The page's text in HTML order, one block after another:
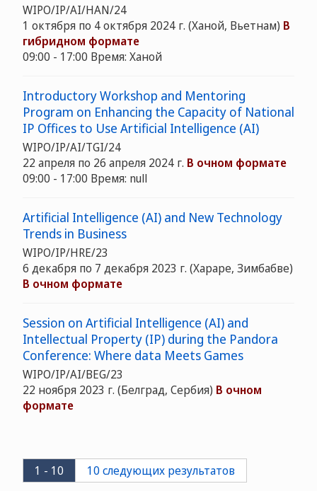
WIPO/IP/AI/HAN/24
1 октября по 4 октября 2024 г. (Ханой, Вьетнам) В
гибридном формате
09:00 - 17:00 Время: Ханой
Introductory Workshop and Mentoring
Program on Enhancing the Capacity of National
IP Offices to Use Artificial Intelligence (AI)
WIPO/IP/AI/TGI/24
22 апреля по 26 апреля 2024 г. В очном формате
09:00 - 17:00 Время: null
Artificial Intelligence (AI) and New Technology
Trends in Business
WIPO/IP/HRE/23
6 декабря по 7 декабря 2023 г. (Хараре, Зимбабве)
В очном формате
Session on Artificial Intelligence (AI) and
Intellectual Property (IP) during the Pandora
Conference: Where data Meets Games
WIPO/IP/AI/BEG/23
22 ноября 2023 г. (Белград, Сербия) В очном
формате
1 - 10 10 следующих результатов